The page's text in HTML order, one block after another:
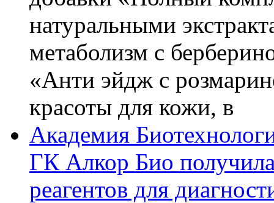
натуральными
метаболизм с
«Анти эйдж с
красоты для кожи, в
Академия
ГК Алкор Био
реагентов для